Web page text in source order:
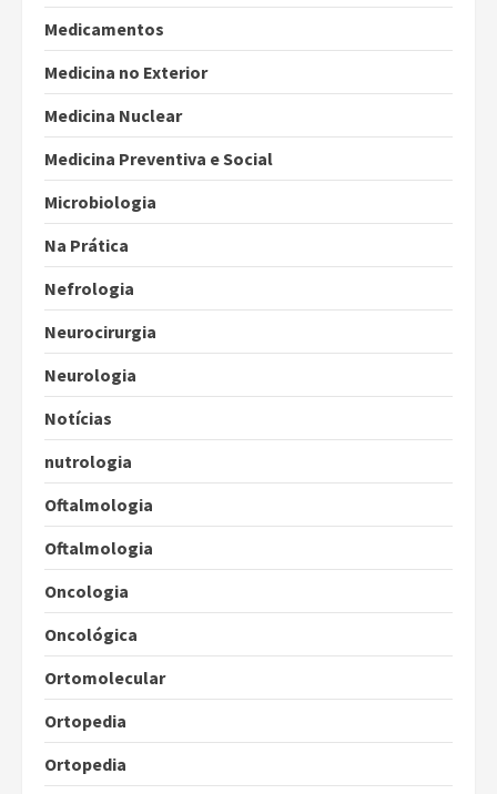
Medicamentos
Medicina no Exterior
Medicina Nuclear
Medicina Preventiva e Social
Microbiologia
Na Prática
Nefrologia
Neurocirurgia
Neurologia
Notícias
nutrologia
Oftalmologia
Oftalmologia
Oncologia
Oncológica
Ortomolecular
Ortopedia
Ortopedia